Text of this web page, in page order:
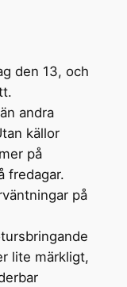
den 13, och
andra
källor
på
fredagar.
på
lite märkligt,